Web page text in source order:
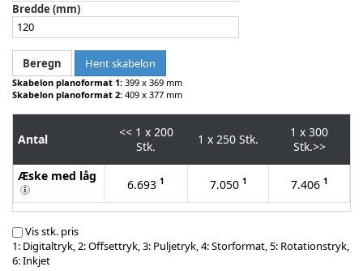
Bredde (mm)
Hent skabelon
Skabelon planoformat 1: 399 x 369 mm
Skabelon planoformat 2: 409 x 377 mm
Antal <<1 x 200
Stk.
1 x 250 Stk.
1 x 300
Stk.>>
Æske med låg
6.693 1 7.050 1 7.406 1
Vis stk. pris
1: Digitaltryk, 2: Offsettryk, 3: Puljetryk, 4: Storformat, 5: Rotationstryk,
6: Inkjet